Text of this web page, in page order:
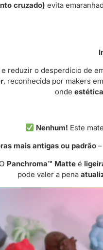
cruzado) evita
reduzir o desperdício de
, reconhecida por makers
onde
Nenhum! Este
mais antigas ou padrão–
Panchroma™ Matteé
pode valer a pena